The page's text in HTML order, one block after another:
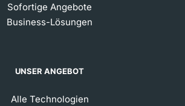
Sofortige Angebote
Business-Lösungen
UNSER ANGEBOT
Alle Technologien